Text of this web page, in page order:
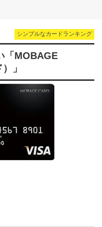
シンプルなカードランキング
「MOBAGE
」